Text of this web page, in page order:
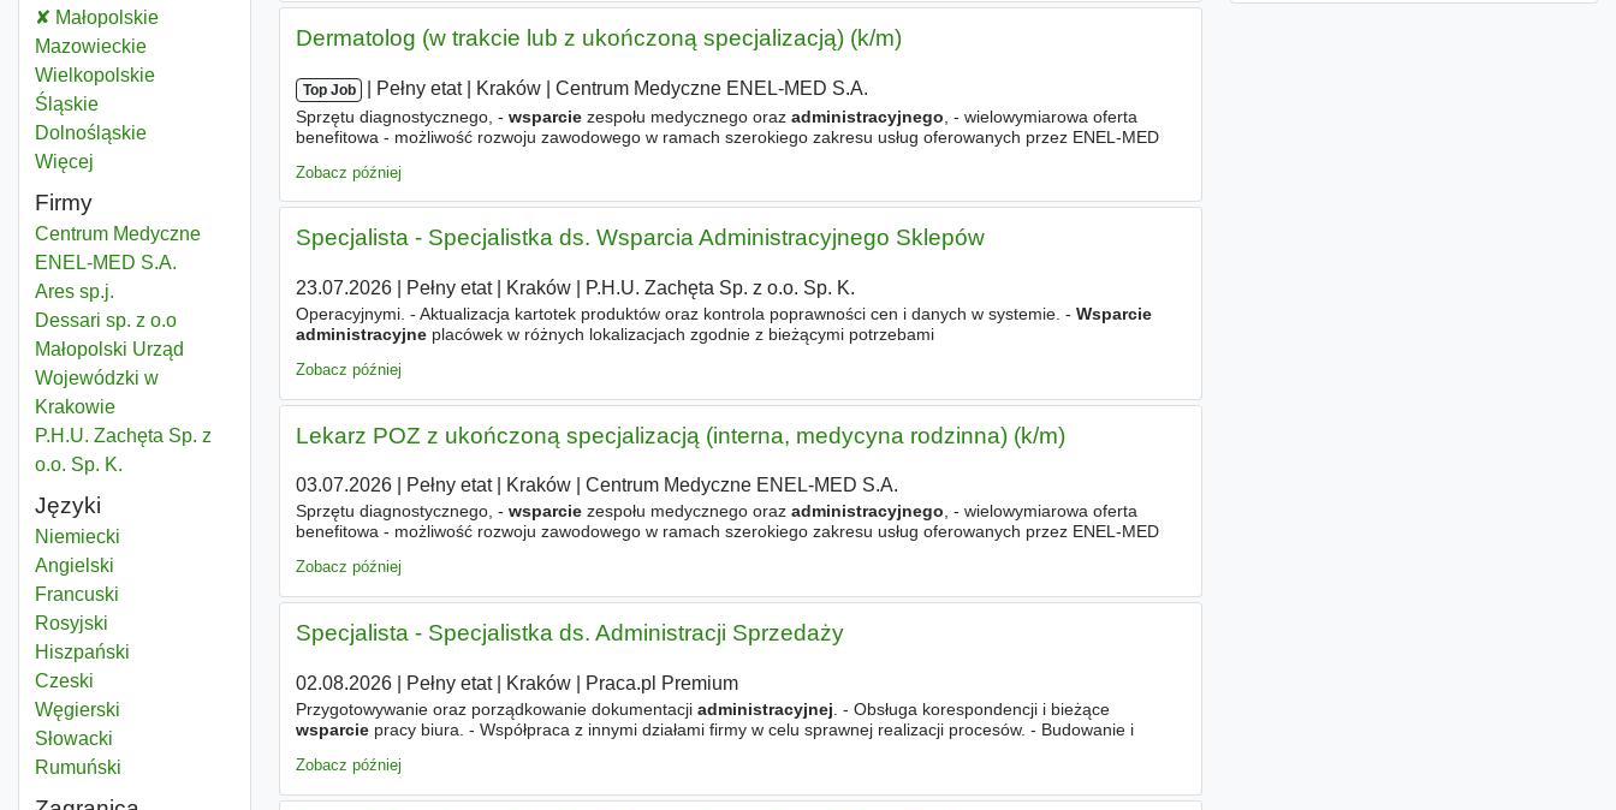
Wsparcie administracyjne
MałopolskieWojewództwo
Wsparcie administracyjne
MazowieckieWojewództwo
Wsparcie administracyjne
WielkopolskieWojewództwo
Wsparcie administracyjne
ŚląskieWojewództwo
Wsparcie administracyjne
DolnośląskieWojewództwo
Więcej
Firmy
Centrum Medyczne
ENEL-MED S.A.
Ares sp.j.
Dessari sp. z o.o
Małopolski Urząd
Wojewódzki w
Krakowie
P.H.U. Zachęta Sp. z
o.o. Sp. K.
Języki
Niemiecki
Angielski
Francuski
Rosyjski
Hiszpański
Czeski
Węgierski
Słowacki
Rumuński
Dermatolog (w trakcie lub z ukończoną specjalizacją) (k/m)
Top Job Pełny etat| Kraków Centrum Medyczne ENEL-MED S.A.
Sprzętu diagnostycznego, - wsparciezespołu medycznego oraz administracyjnego , - wielowymiarowa oferta
benefitowa - możliwość rozwoju zawodowego w ramach szerokiego zakresu usług oferowanych przez ENEL-MED
Zobacz później
Specjalista - Specjalistka ds. Wsparcia Administracyjnego Sklepów
23.07.2026| Pełny etat| Kraków| P.H.U. Zachęta Sp. z o.o. Sp. K.
Operacyjnymi. - Aktualizacja kartotek produktów oraz kontrola poprawności cen i danych w systemie. - Wsparcie
administracyjneplacówek w różnych lokalizacjach zgodnie z bieżącymi potrzebami
Zobacz później
Lekarz POZ z ukończoną specjalizacją (interna, medycyna rodzinna) (k/m)
03.07.2026| Pełny etat| Kraków| Centrum Medyczne ENEL-MED S.A.
Sprzętu diagnostycznego, - wsparciezespołu medycznego oraz administracyjnego, - wielowymiarowa oferta
benefitowa - możliwość rozwoju zawodowego w ramach szerokiego zakresu usług oferowanych przez ENEL-MED
Zobacz później
Specjalista - Specjalistka ds. Administracji Sprzedaży
02.08.2026| Pełny etat| Kraków| Praca.pl Premium
Przygotowywanie oraz porządkowanie dokumentacji administracyjnej . - Obsługa korespondencji i bieżące
wsparciepracy biura. - Współpraca z innymi działami firmy w celu sprawnej realizacji procesów. - Budowanie i
Zobacz później